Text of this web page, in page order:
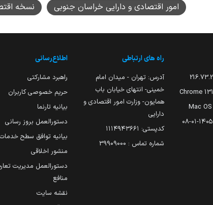
امور اقتصادی و دارایی خراسان جنوبی نسخه
Mac OS
۱۴۰۵-۰۱-۰۸
راه های ارتباطی
آدرس: تهران - میدان امام
خمینی- انتهای خیابان باب
همایون- وزارت امور اقتصادی و
دارایی
کدپستی: ۱۱۱۴۹۴۳۶۶۱
شماره تماس : 39909000
اطلاع‌رسانی
راهبرد مشارکتی
حریم خصوصی کاربران
بیانیه تارنما
دستورالعمل بروز رسانی
بیانیه توافق سطح خدمات
منشور اخلاقی
دستورالعمل مدیریت
منافع
نقشه سایت